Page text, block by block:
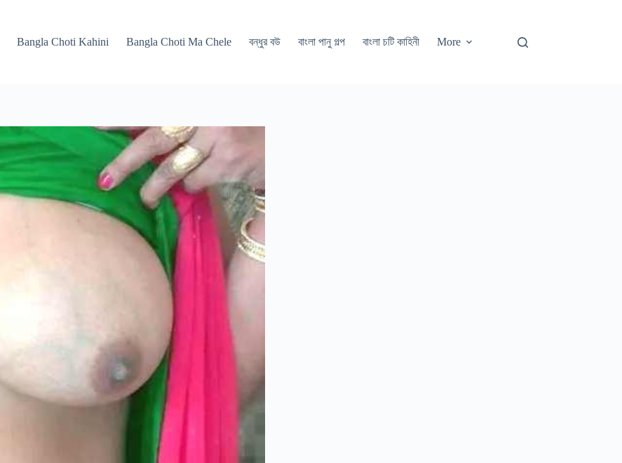
Bangla Choti Kahini Bangla Choti Ma Chele বন্ধুর বউ বাংলা পানু গল্প বাংলা চটি কাহিনী More